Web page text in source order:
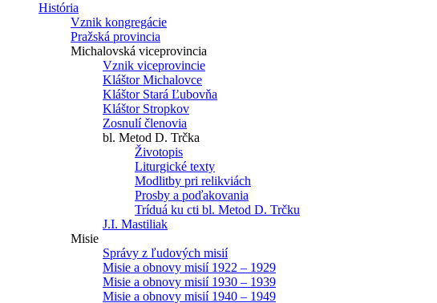
História
Vznik kongregácie
Pražská provincia
Michalovská viceprovincia
Vznik viceprovincie
Kláštor Michalovce
Kláštor Stará Ľubovňa
Kláštor Stropkov
Zosnulí členovia
bl. Metod D. Trčka
Životopis
Liturgické texty
Modlitby pri relikviách
Prosby a poďakovania
Tríduá ku cti bl. Metod D. Trčku
J.I. Mastiliak
Misie
Správy z ľudových misií
Misie a obnovy misií 1922 – 1929
Misie a obnovy misií 1930 – 1939
Misie a obnovy misií 1940 – 1949